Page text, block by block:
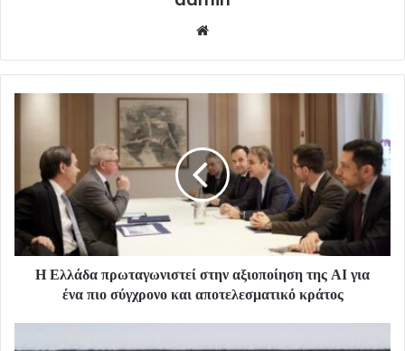
Η Ελλάδα πρωταγωνιστεί στην αξιοποίηση της ΑΙ για
ένα πιο σύγχρονο και αποτελεσματικό κράτος